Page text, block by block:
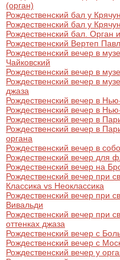
(орган)
Рождественский бал у
Рождественский бал у
Рождественский бал. Орган
Рождественский Вертеп
Рождественский вечер в
Чайковский
Рождественский вечер в
Рождественский вечер в
джаза
Рождественский вечер в
Рождественский вечер в
Рождественский вечер в
Рождественский вечер в
органа
Рождественский вечер в
Рождественский вечер для
Рождественский вечер на
Рождественский вечер при
Классика vs Неоклассика
Рождественский вечер при
Вивальди
Рождественский вечер при
оттенках джаза
Рождественский вечер с
Рождественский вечер с
Рождественский вечер у